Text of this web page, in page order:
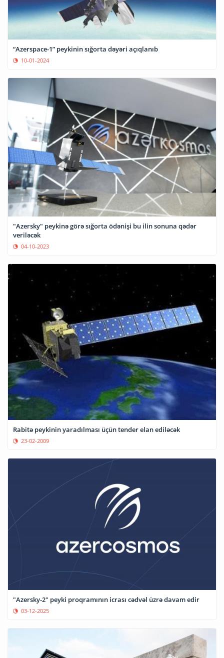
“Azerspace-1” peykinin sığorta dəyəri açıqlanıb
10-01-2024
"Azersky" peykinə görə sığorta ödənişi bu ilin sonuna qədər
veriləcək
04-10-2023
Rabitə peykinin yaradılması üçün tender elan ediləcək
23-02-2009
"Azersky-2" peyki proqramının icrası cədvəl üzrə davam edir
03-12-2025